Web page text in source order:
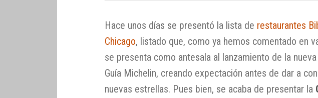
Hace unos días se presentó la lista de restaurantes
Chicago, listado que, como ya hemos comentado en
se presenta como antesala al lanzamiento de la
Guía Michelin, creando expectación antes de dar a
nuevas estrellas. Pues bien, se acaba de presentar la